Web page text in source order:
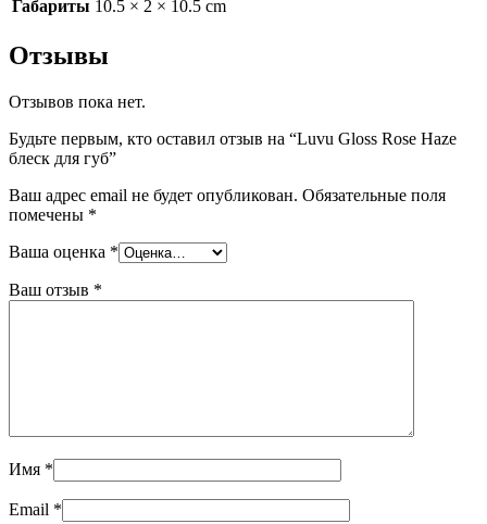
Габариты 10.5 × 2 × 10.5 cm
Отзывы
Отзывов пока нет.
Будьте первым, кто оставил отзыв на “Luvu Gloss Rose Haze
блеск для губ”
Ваш адрес email не будет опубликован. Обязательные поля
помечены *
Ваша оценка *
Ваш отзыв *
Имя *
Email *